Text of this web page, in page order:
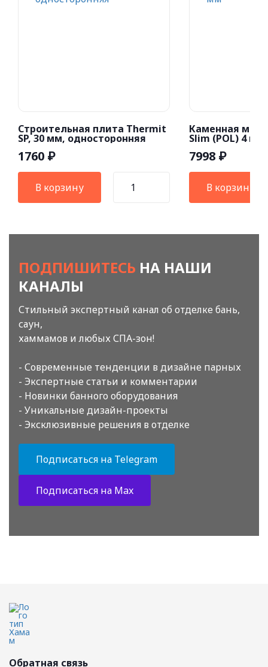
Строительная плита Thermit
SP, 30 мм, односторонняя
1760 ₽
В корзину
Каменная
Slim (POL) 4 мм
7998 ₽
В корзину
ПОДПИШИТЕСЬ НА НАШИ
КАНАЛЫ
Стильный экспертный канал об отделке бань,
саун,
хаммамов и любых СПА-зон!
- Современные тенденции в дизайне парных
- Экспертные статьи и комментарии
- Новинки банного оборудования
- Уникальные дизайн-проекты
- Эксклюзивные решения в отделке
Подписаться на Telegram
Подписаться на Max
Обратная связь